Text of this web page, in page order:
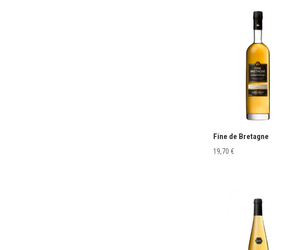
57,80 €.52,02 €.
Fine de Bretagne
19,70 €